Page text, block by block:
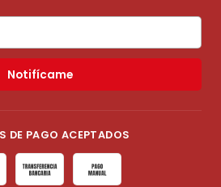
Notifícame
DE PAGO ACEPTADOS